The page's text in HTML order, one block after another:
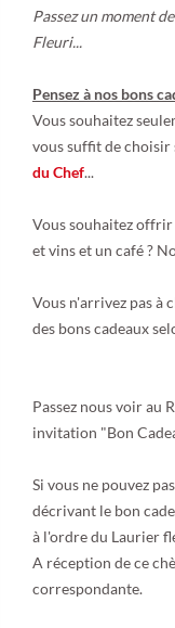
Passez un moment
Fleuri...
Pensez à nos bons
Vous souhaitez
vous suffit de choisir
du Chef...
Vous souhaitez
et vins et un café ?
Vous n'arrivez pas à
des bons cadeaux
Passez nous voir au
invitation "Bon
Si vous ne pouvez
décrivant le bon
à l'ordre du Laurier
A réception de ce
correspondante.